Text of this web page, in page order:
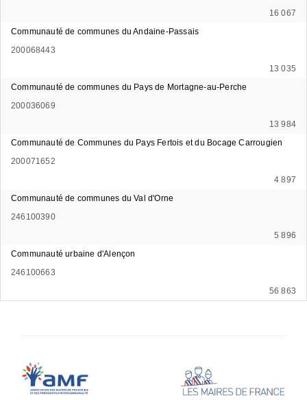
16 067
Communauté de communes du Andaine-Passais
200068443
13 035
Communauté de communes du Pays de Mortagne-au-Perche
200036069
13 984
Communauté de Communes du Pays Fertois et du Bocage Carrougien
200071652
4 897
Communauté de communes du Val d'Orne
246100390
5 896
Communauté urbaine d'Alençon
246100663
56 863